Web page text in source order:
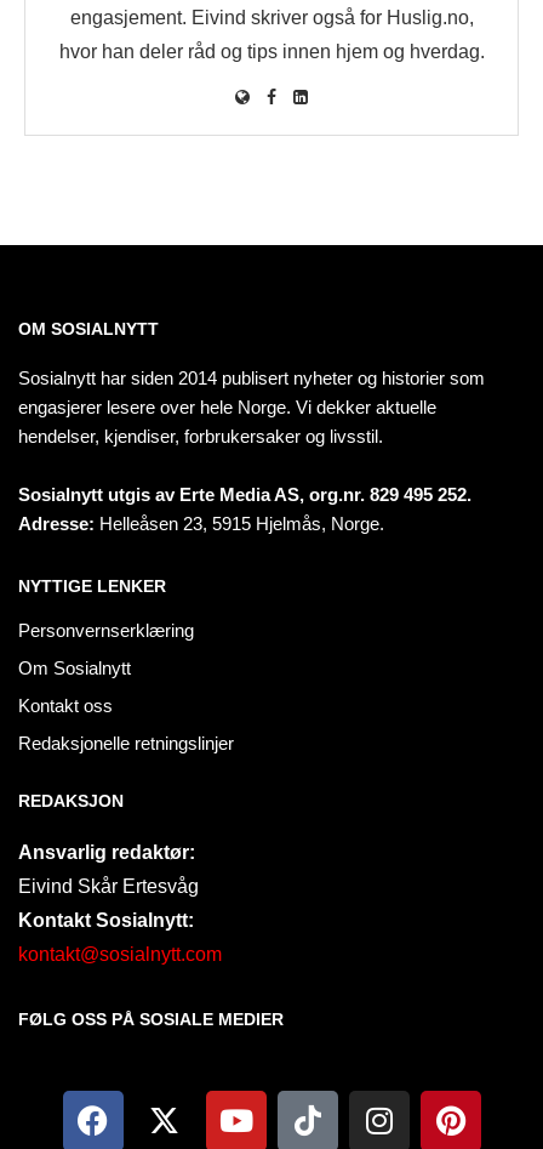
engasjement. Eivind skriver også for Huslig.no,
hvor han deler råd og tips innen hjem og hverdag.
OM SOSIALNYTT
Sosialnytt har siden 2014 publisert nyheter og historier som
engasjerer lesere over hele Norge. Vi dekker aktuelle
hendelser, kjendiser, forbrukersaker og livsstil.
Sosialnytt utgis av Erte Media AS, org.nr. 829 495 252.
Adresse: Helleåsen 23, 5915 Hjelmås, Norge.
NYTTIGE LENKER
Personvernserklæring
Om Sosialnytt
Kontakt oss
Redaksjonelle retningslinjer
REDAKSJON
Ansvarlig redaktør:
Eivind Skår Ertesvåg
Kontakt Sosialnytt:
kontakt@sosialnytt.com
FØLG OSS PÅ SOSIALE MEDIER​